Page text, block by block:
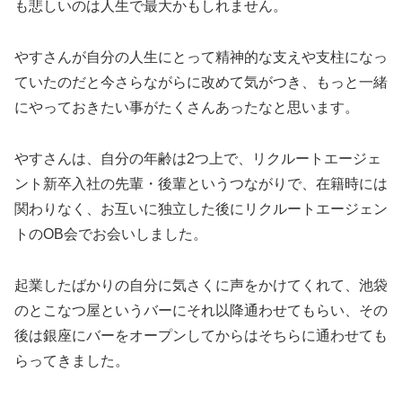
も悲しいのは人生で最大かもしれません。
やすさんが自分の人生にとって精神的な支えや支柱になっ
ていたのだと今さらながらに改めて気がつき、もっと一緒
にやっておきたい事がたくさんあったなと思います。
やすさんは、自分の年齢は2つ上で、リクルートエージェ
ント新卒入社の先輩・後輩というつながりで、在籍時には
関わりなく、お互いに独立した後にリクルートエージェン
トのOB会でお会いしました。
起業したばかりの自分に気さくに声をかけてくれて、池袋
のとこなつ屋というバーにそれ以降通わせてもらい、その
後は銀座にバーをオープンしてからはそちらに通わせても
らってきました。